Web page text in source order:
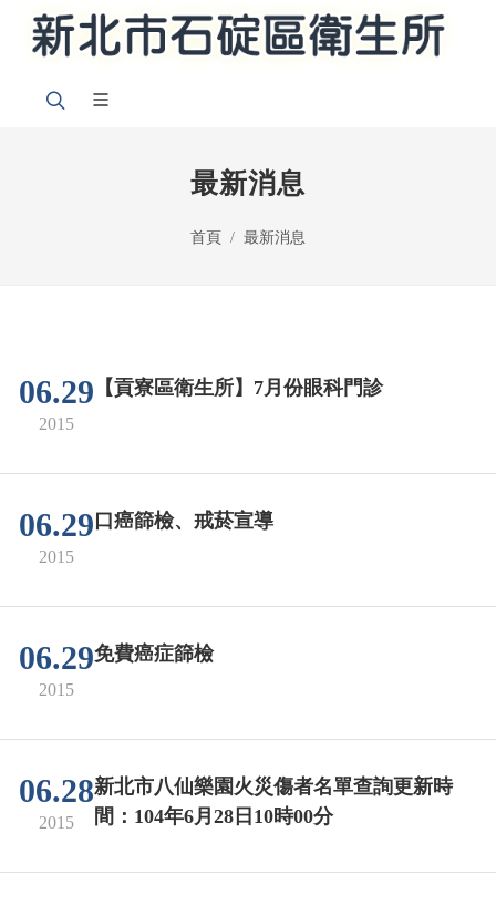
最新消息
首頁 最新消息
06.29
2015
【貢寮區衛生所】7月份眼科門診
06.29
2015
口癌篩檢、戒菸宣導
06.29
2015
免費癌症篩檢
06.28
2015
新北市八仙樂園火災傷者名單查詢更新時
間：104年6月28日10時00分